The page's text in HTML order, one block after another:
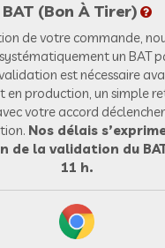
BAT (Bon À Tirer)
de votre commande,
un BAT
est nécessaire
en production, un simple
votre accord
Nos délais
de la validation du
11 h.